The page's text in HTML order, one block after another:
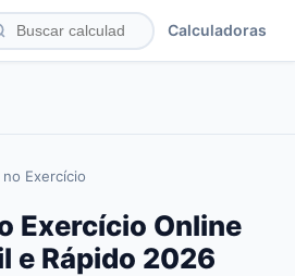
Calculadoras
Exercício
Exercício Online
e Rápido 2026